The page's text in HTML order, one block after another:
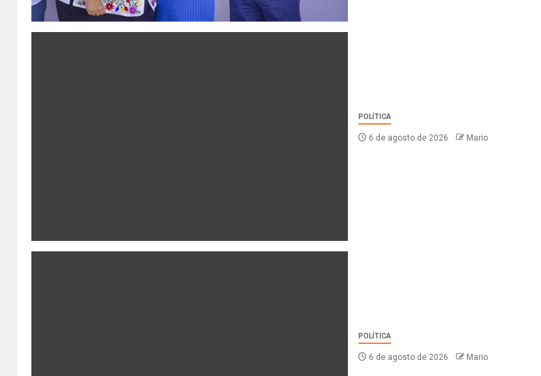
POLÍTICA
6 de agosto de 2026 Mario
POLÍTICA
6 de agosto de 2026 Mario